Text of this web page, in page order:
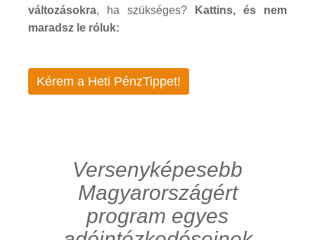
változásokra, ha szükséges?
Kattins, és nem
maradsz le róluk:
Kérem a Heti PénzTippet!
Versenyképesebb
Magyarországért
program egyes